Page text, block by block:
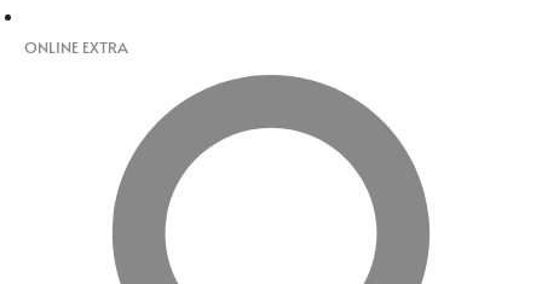
ONLINE EXTRA